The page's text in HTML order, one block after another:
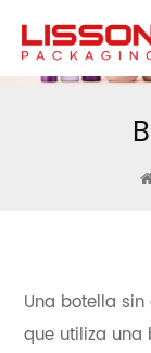
Una botella
que utiliza